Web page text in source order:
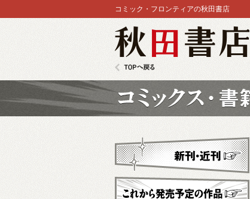
コミック・フロンティアの秋田書店
新刊・近刊